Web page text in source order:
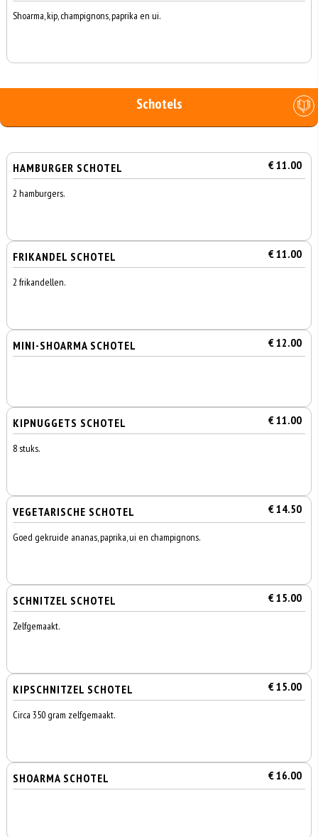
Shoarma, kip, champignons, paprika en ui.
Schotels
HAMBURGER SCHOTEL € 11.00
2 hamburgers.
FRIKANDEL SCHOTEL € 11.00
2 frikandellen.
MINI-SHOARMA SCHOTEL € 12.00
KIPNUGGETS SCHOTEL € 11.00
8 stuks.
VEGETARISCHE SCHOTEL € 14.50
Goed gekruide ananas, paprika, ui en champignons.
SCHNITZEL SCHOTEL € 15.00
Zelfgemaakt.
KIPSCHNITZEL SCHOTEL € 15.00
Circa 350 gram zelfgemaakt.
SHOARMA SCHOTEL € 16.00